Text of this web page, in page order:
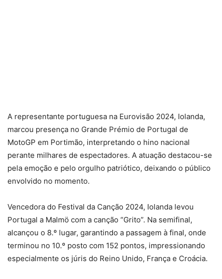
A representante portuguesa na Eurovisão 2024, Iolanda,
marcou presença no Grande Prémio de Portugal de
MotoGP em Portimão, interpretando o hino nacional
perante milhares de espectadores. A atuação destacou-se
pela emoção e pelo orgulho patriótico, deixando o público
envolvido no momento.
Vencedora do Festival da Canção 2024, Iolanda levou
Portugal a Malmö com a canção “Grito”. Na semifinal,
alcançou o 8.º lugar, garantindo a passagem à final, onde
terminou no 10.º posto com 152 pontos, impressionando
especialmente os júris do Reino Unido, França e Croácia.